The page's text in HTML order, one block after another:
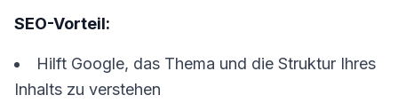
SEO-Vorteil:
Hilft Google, das Thema und die Struktur Ihres
Inhalts zu verstehen